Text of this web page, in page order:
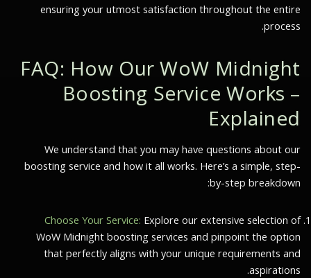
ensuring your utmost satisfaction throughout the entire
process.
FAQ: How Our WoW Midnight
Boosting Service Works –
Explained
We understand that you may have questions about our
boosting service and how it all works. Here’s a simple, step-
by-step breakdown:
Choose Your Service: Explore our extensive selection of
WoW Midnight boosting services and pinpoint the option
that perfectly aligns with your unique requirements and
aspirations.